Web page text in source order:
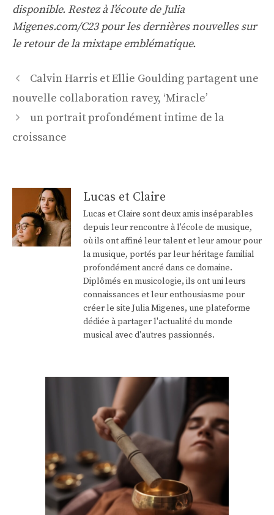
disponible. Restez à l’écoute de Julia
Migenes.com/C23 pour les dernières nouvelles sur
le retour de la mixtape emblématique.
Navigation
des
Calvin Harris et Ellie Goulding partagent une
nouvelle collaboration ravey, ‘Miracle’
un portrait profondément intime de la
croissance
Lucas et Claire
Lucas et Claire sont deux amis inséparables
depuis leur rencontre à l'école de musique,
où ils ont affiné leur talent et leur amour pour
la musique, portés par leur héritage familial
profondément ancré dans ce domaine.
Diplômés en musicologie, ils ont uni leurs
connaissances et leur enthousiasme pour
créer le site Julia Migenes, une plateforme
dédiée à partager l'actualité du monde
musical avec d'autres passionnés.